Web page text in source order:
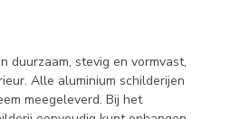
duurzaam, stevig en vormvast,
Alle aluminium schilderijen
meegeleverd. Bij het